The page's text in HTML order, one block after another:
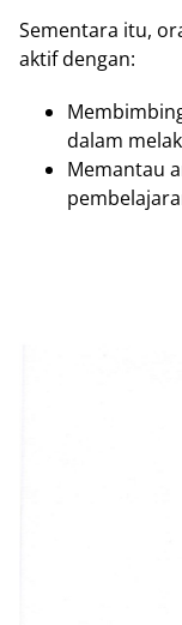
Sementara itu,
aktif dengan:
dalam
Memantau